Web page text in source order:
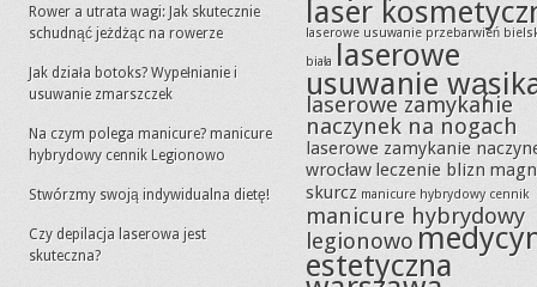
Rower a utrata wagi: Jak skutecznie
schudnąć jeżdżąc na rowerze
Jak działa botoks? Wypełnianie i
usuwanie zmarszczek
Na czym polega manicure? manicure
hybrydowy cennik Legionowo
Stwórzmy swoją indywidualna dietę!
Czy depilacja laserowa jest
skuteczna?
laser
laserowe usuwanie przebarwień
biała laserowe
usuwanie
laserowe zamykanie
naczynek na nogach
laserowe zamykanie
wrocław leczenie blizn
skurcz manicure hybrydowy cennik
manicure hybrydowy
legionowo
estetyczna